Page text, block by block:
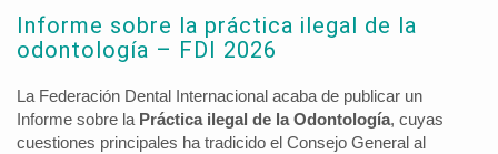
Informe sobre la práctica ilegal de la
odontología – FDI 2026
La Federación Dental Internacional acaba de publicar un
Informe sobre la Práctica ilegal de la Odontología, cuyas
cuestiones principales ha tradicido el Consejo General al